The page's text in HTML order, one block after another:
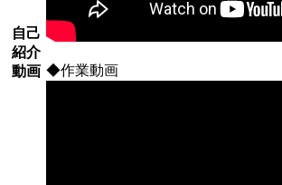
自己
紹介
動画 ◆作業動画